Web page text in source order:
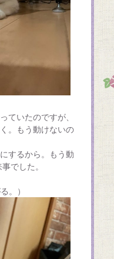
ていたのですが、
。もう動けないの
するから。もう動
でした。
。）